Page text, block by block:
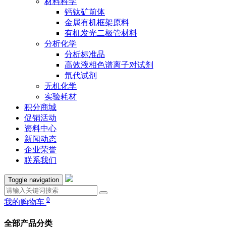
钙钛矿前体
金属有机框架原料
有机发光二极管材料
分析化学
分析标准品
高效液相色谱离子对试剂
氘代试剂
无机化学
实验耗材
积分商城
促销活动
资料中心
新闻动态
企业荣誉
联系我们
Toggle navigation
我的购物车 0
全部产品分类